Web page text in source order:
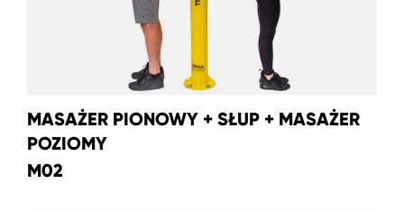
MASAŻER PIONOWY + SŁUP + MASAŻER
POZIOMY
M02